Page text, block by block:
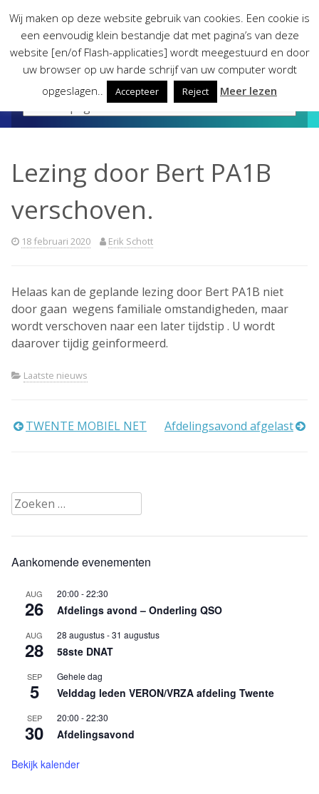
content
Lezing door Bert PA1B
verschoven.
18 februari 2020 Erik Schott
Helaas kan de geplande lezing door Bert PA1B niet
door gaan wegens familiale omstandigheden, maar
wordt verschoven naar een later tijdstip . U wordt
daarover tijdig geinformeerd.
Laatste nieuws
Bericht
TWENTE MOBIEL NET Afdelingsavond afgelast
Zoeken
naar:
Aankomende evenementen
AUG
26
20:00 -22:30
Afdelings avond – Onderling QSO
AUG
28
28 augustus-31 augustus
58ste DNAT
SEP
5
Gehele dag
Velddag leden VERON/VRZA afdeling Twente
SEP
30
20:00 -22:30
Afdelingsavond
Bekijk kalender
Wij maken op deze website gebruik van cookies. Een cookie is
een eenvoudig klein bestandje dat met pagina’s van deze
website [en/of Flash-applicaties] wordt meegestuurd en door
uw browser op uw harde schrijf van uw computer wordt
opgeslagen..
Accepteer Reject Meer lezen